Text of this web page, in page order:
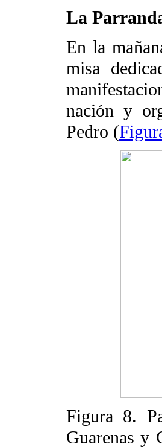
La
En la
misa
nación y
Pedro (
Figura 8.
Guarenas y